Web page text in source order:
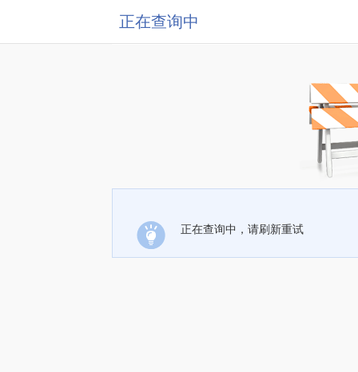
正在查询中
正在查询中，请刷新重试